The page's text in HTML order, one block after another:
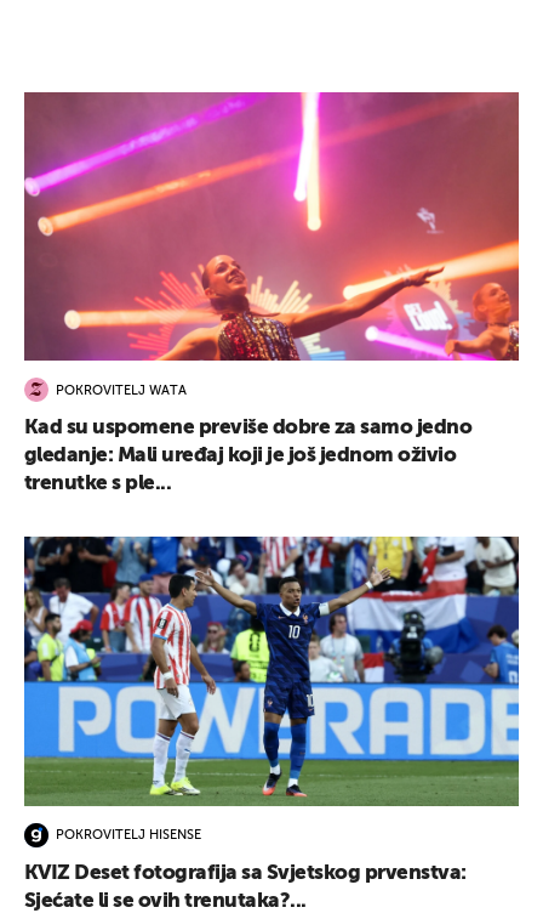
POKROVITELJ WATA
Kad su uspomene previše dobre za samo jedno
gledanje: Mali uređaj koji je još jednom oživio
trenutke s ple...
POKROVITELJ HISENSE
KVIZ Deset fotografija sa Svjetskog prvenstva:
Sjećate li se ovih trenutaka?...